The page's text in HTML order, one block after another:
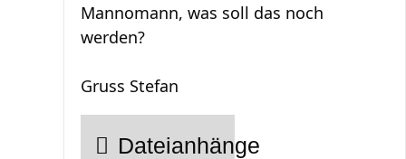
Mannomann, was soll das noch
werden?
Gruss Stefan
Dateianhänge